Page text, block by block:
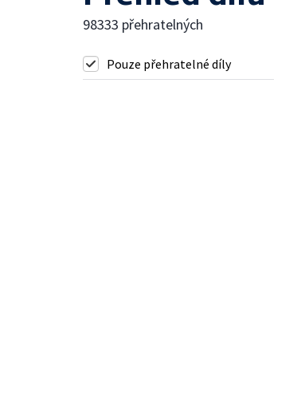
98333 přehratelných
Pouze přehratelné díly